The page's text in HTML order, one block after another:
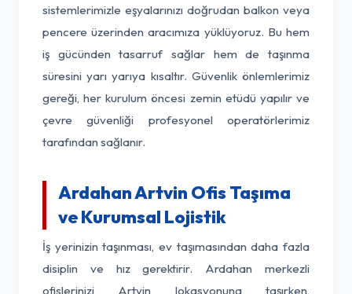
sistemlerimizle eşyalarınızı doğrudan balkon veya
pencere üzerinden aracımıza yüklüyoruz. Bu hem
iş gücünden tasarruf sağlar hem de taşınma
süresini yarı yarıya kısaltır. Güvenlik önlemlerimiz
gereği, her kurulum öncesi zemin etüdü yapılır ve
çevre güvenliği profesyonel operatörlerimiz
tarafından sağlanır.
Ardahan Artvin Ofis Taşıma
ve Kurumsal Lojistik
İş yerinizin taşınması, ev taşımasından daha fazla
disiplin ve hız gerektirir. Ardahan merkezli
ofislerinizi Artvin lokasyonuna taşırken,